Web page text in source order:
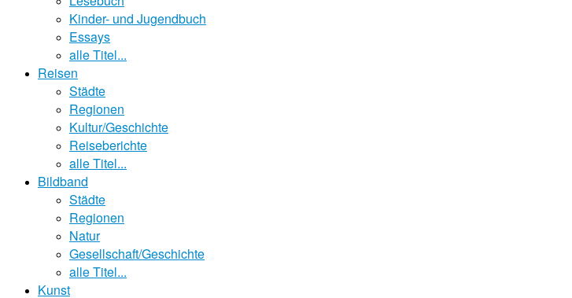
Kinder- und Jugendbuch
Essays
alle Titel...
Reisen
Städte
Regionen
Kultur/Geschichte
Reiseberichte
alle Titel...
Bildband
Städte
Regionen
Natur
Gesellschaft/Geschichte
alle Titel...
Kunst